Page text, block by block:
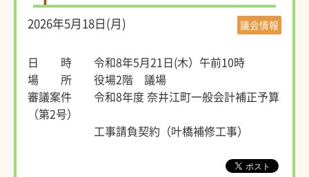
2026年5月18日(月) 議会情報
日 時 令和8年5月21日(木）午前10時
場 所 役場2階 議場
審議案件 令和8年度 奈井江町一般会計補正予算
（第2号）
工事請負契約（叶橋補修工事）